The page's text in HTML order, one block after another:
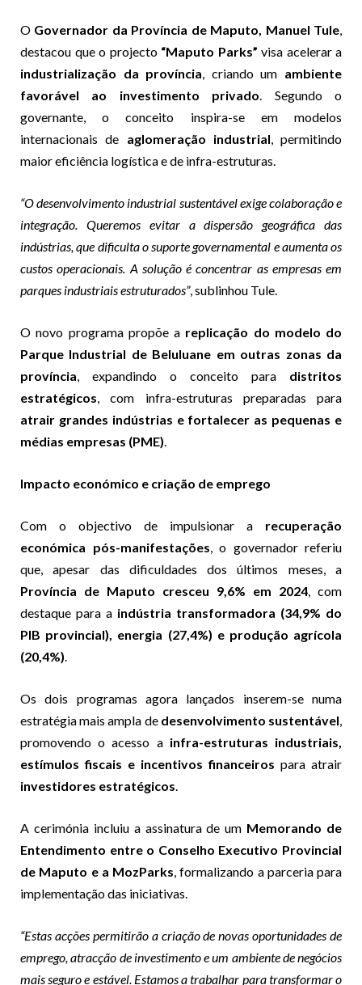
O Governador da Província de Maputo, Manuel Tule,
destacou que o projecto “Maputo Parks” visa acelerar a
industrialização da província, criando um ambiente
favorável ao investimento privado. Segundo o
governante, o conceito inspira-se em modelos
internacionais de aglomeração industrial, permitindo
maior eficiência logística e de infra-estruturas.
“O desenvolvimento industrial sustentável exige colaboração e
integração. Queremos evitar a dispersão geográfica das
indústrias, que dificulta o suporte governamental e aumenta os
custos operacionais. A solução é concentrar as empresas em
parques industriais estruturados”, sublinhou Tule.
O novo programa propõe a replicação do modelo do
Parque Industrial de Beluluane em outras zonas da
província, expandindo o conceito para distritos
estratégicos, com infra-estruturas preparadas para
atrair grandes indústrias e fortalecer as pequenas e
médias empresas (PME).
Impacto económico e criação de emprego
Com o objectivo de impulsionar a recuperação
económica pós-manifestações, o governador referiu
que, apesar das dificuldades dos últimos meses, a
Província de Maputo cresceu 9,6% em 2024, com
destaque para a indústria transformadora (34,9% do
PIB provincial), energia (27,4%) e produção agrícola
(20,4%).
Os dois programas agora lançados inserem-se numa
estratégia mais ampla de desenvolvimento sustentável,
promovendo o acesso a infra-estruturas industriais,
estímulos fiscais e incentivos financeiros para atrair
investidores estratégicos.
A cerimónia incluiu a assinatura de um Memorando de
Entendimento entre o Conselho Executivo Provincial
de Maputo e a MozParks, formalizando a parceria para
implementação das iniciativas.
“Estas acções permitirão a criação de novas oportunidades de
emprego, atracção de investimento e um ambiente de negócios
mais seguro e estável. Estamos a trabalhar para transformar o